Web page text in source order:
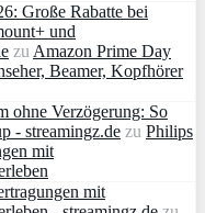
Große Rabatte bei
und
zu Amazon Prime Day
Beamer, Kopfhörer
ohne Verzögerung: So
- streamingz.de zu Philips
mit
mit